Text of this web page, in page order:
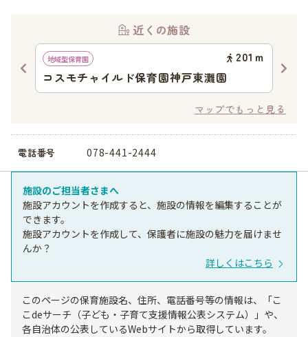
近くの施設
地域型保育園 201 ｍ
コスモチャイルド保育園神戸東灘園
マップでもっと見る
電話番号 078-441-2444
施設のご担当者さまへ
施設アカウントを作成すると、施設の情報を編集することが
できます。
施設アカウントを作成して、保護者に施設の魅力を届けませ
んか？
詳しくはこちら
このページの保育施設名、住所、電話番号等の情報は、「こ
こdeサーチ（子ども・子育て支援情報公表システム）」や、
各自治体の公表しているWebサイトから取得しています。